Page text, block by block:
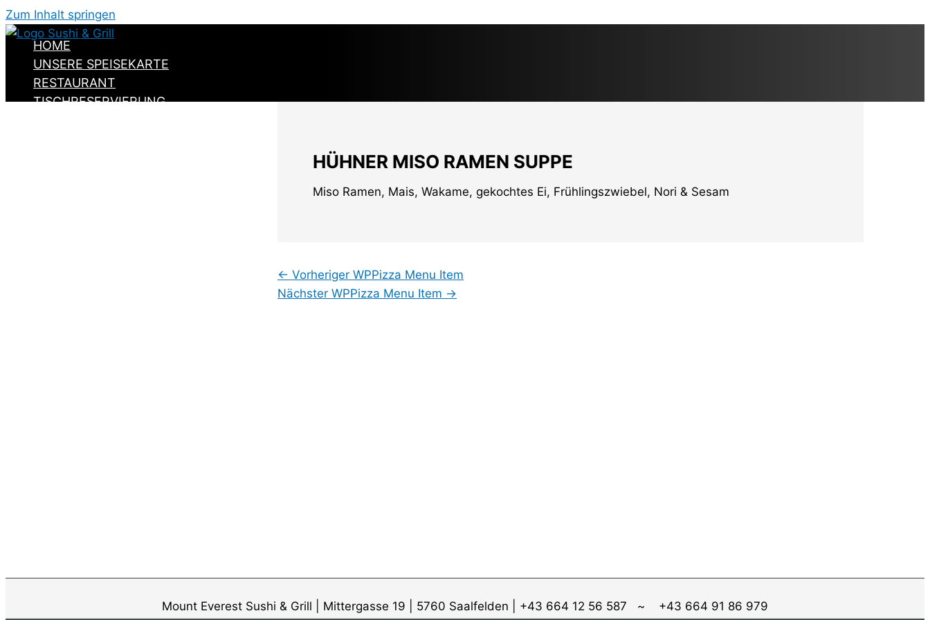
Zum Inhalt springen
HOME
UNSERE SPEISEKARTE
RESTAURANT
TISCHRESERVIERUNG
HÜHNER MISO RAMEN SUPPE
Miso Ramen, Mais, Wakame, gekochtes Ei, Frühlingszwiebel, Nori & Sesam
← Vorheriger WPPizza Menu Item
Nächster WPPizza Menu Item →
Mount Everest Sushi & Grill | Mittergasse 19 | 5760 Saalfelden | +43 664 12 56 587 ~ +43 664 91 86 979